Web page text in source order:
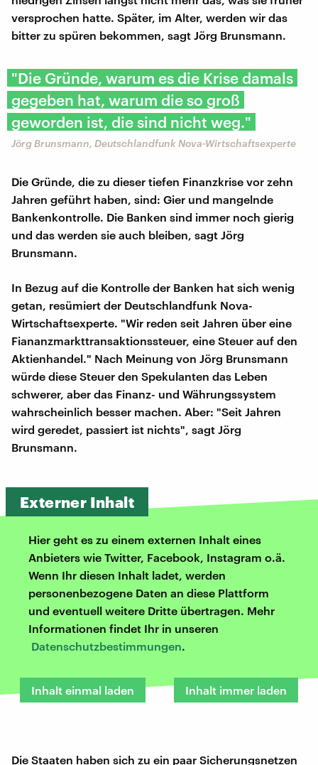
versprochen hatte. Später, im Alter, werden wir das
bitter zu spüren bekommen, sagt Jörg Brunsmann.
"Die Gründe, warum es die Krise damals
gegeben hat, warum die so groß
geworden ist, die sind nicht weg."
Jörg Brunsmann, Deutschlandfunk Nova-Wirtschaftsexperte
Die Gründe, die zu dieser tiefen Finanzkrise vor zehn
Jahren geführt haben, sind: Gier und mangelnde
Bankenkontrolle. Die Banken sind immer noch gierig
und das werden sie auch bleiben, sagt Jörg
Brunsmann.
In Bezug auf die Kontrolle der Banken hat sich wenig
getan, resümiert der Deutschlandfunk Nova-
Wirtschaftsexperte. "Wir reden seit Jahren über eine
Fiananzmarkttransaktionssteuer, eine Steuer auf den
Aktienhandel." Nach Meinung von Jörg Brunsmann
würde diese Steuer den Spekulanten das Leben
schwerer, aber das Finanz- und Währungssystem
wahrscheinlich besser machen. Aber: "Seit Jahren
wird geredet, passiert ist nichts", sagt Jörg
Brunsmann.
Externer Inhalt
Hier geht es zu einem externen Inhalt eines
Anbieters wie Twitter, Facebook, Instagram o.ä.
Wenn Ihr diesen Inhalt ladet, werden
personenbezogene Daten an diese Plattform
und eventuell weitere Dritte übertragen. Mehr
Informationen findet Ihr in unseren
Datenschutzbestimmungen.
Inhalt einmal laden Inhalt immer laden
Die Staaten haben sich zu ein paar Sicherungsnetzen